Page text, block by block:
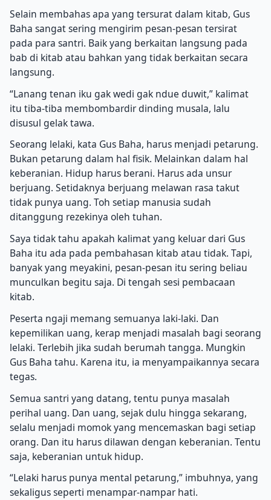
Selain membahas apa yang tersurat dalam kitab, Gus
Baha sangat sering mengirim pesan-pesan tersirat
pada para santri. Baik yang berkaitan langsung pada
bab di kitab atau bahkan yang tidak berkaitan secara
langsung.
“Lanang tenan iku gak wedi gak ndue duwit,” kalimat
itu tiba-tiba membombardir dinding musala, lalu
disusul gelak tawa.
Seorang lelaki, kata Gus Baha, harus menjadi petarung.
Bukan petarung dalam hal fisik. Melainkan dalam hal
keberanian. Hidup harus berani. Harus ada unsur
berjuang. Setidaknya berjuang melawan rasa takut
tidak punya uang. Toh setiap manusia sudah
ditanggung rezekinya oleh tuhan.
Saya tidak tahu apakah kalimat yang keluar dari Gus
Baha itu ada pada pembahasan kitab atau tidak. Tapi,
banyak yang meyakini, pesan-pesan itu sering beliau
munculkan begitu saja. Di tengah sesi pembacaan
kitab.
Peserta ngaji memang semuanya laki-laki. Dan
kepemilikan uang, kerap menjadi masalah bagi seorang
lelaki. Terlebih jika sudah berumah tangga. Mungkin
Gus Baha tahu. Karena itu, ia menyampaikannya secara
tegas.
Semua santri yang datang, tentu punya masalah
perihal uang. Dan uang, sejak dulu hingga sekarang,
selalu menjadi momok yang mencemaskan bagi setiap
orang. Dan itu harus dilawan dengan keberanian. Tentu
saja, keberanian untuk hidup.
“Lelaki harus punya mental petarung,” imbuhnya, yang
sekaligus seperti menampar-nampar hati.